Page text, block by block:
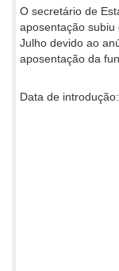
O secretário de
aposentação
Julho devido ao
aposentação da
Data de